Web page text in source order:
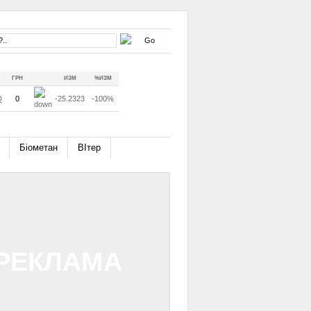
ГРН ИЗМ %ИЗМ
0 -25.2323 -100%
Біометан ВІтер